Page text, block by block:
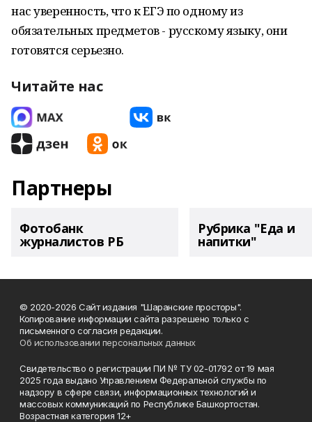
нас уверенность, что к ЕГЭ по одному из
обязательных предметов - русскому языку, они
готовятся серьезно.
Читайте нас
Партнеры
Фотобанк
журналистов РБ
Рубрика "Еда и
напитки"
© 2020-2026 Сайт издания "Шаранские просторы".
Копирование информации сайта разрешено только с
письменного согласия редакции.
Об использовании персональных данных
Свидетельство о регистрации ПИ № ТУ 02-01792 от 19 мая
2025 года выдано Управлением Федеральной службы по
надзору в сфере связи, информационных технологий и
массовых коммуникаций по Республике Башкортостан.
Возрастная категория 12+